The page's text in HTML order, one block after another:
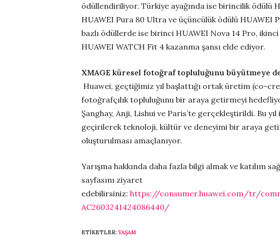
ödüllendiriliyor. Türkiye ayağında ise birincilik ödülü
HUAWEI Pura 80 Ultra ve üçüncülük ödülü HUAWEI
bazlı ödüllerde ise birinci HUAWEI Nova 14 Pro,
HUAWEI WATCH Fit 4 kazanma şansı elde ediyor.
XMAGE küresel fotoğraf topluluğunu büyütmeye
Huawei, geçtiğimiz yıl başlattığı ortak üretim (co-
fotoğrafçılık topluluğunu bir araya getirmeyi
Şanghay, Anji, Lishui ve Paris’te gerçekleştirildi. Bu
geçirilerek teknoloji, kültür ve deneyimi bir araya
oluşturulması amaçlanıyor.
Yarışma hakkında daha fazla bilgi almak ve katılım
sayfasını ziyaret
edebilirsiniz: https://consumer.huawei.com/tr/
AC2603241424086440/
ETIKETLER:YAŞAM